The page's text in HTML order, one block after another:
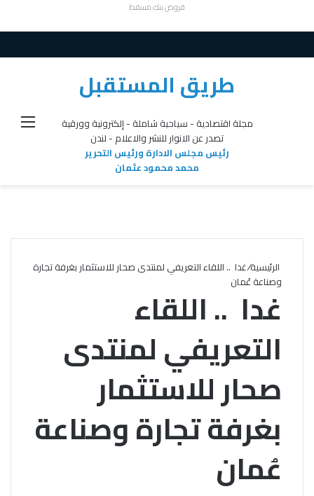
قروض بنك مسقط
طريق المستقبل
مجلة اقتصادية - سياحية شاملة - إلكترونية وورقية
تصدر عن الانوار للنشر والاعلام - لندن
رئيس مجلس الادارة ورئيس التحرير
محمد محمود عثمان
الرئيسية/غدا .. اللقاء التعريفي لمنتدى صحار للاستثمار بغرفة تجارة
وصناعة عُمان
غدا .. اللقاء
التعريفي لمنتدى
صحار للاستثمار
بغرفة تجارة وصناعة
عُمان